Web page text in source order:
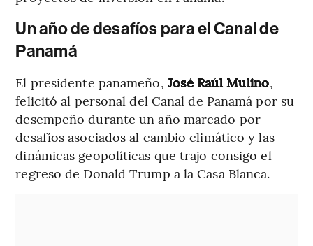
Un año de desafíos para el Canal de
Panamá
El presidente panameño, José Raúl Mulino,
felicitó al personal del Canal de Panamá por su
desempeño durante un año marcado por
desafíos asociados al cambio climático y las
dinámicas geopolíticas que trajo consigo el
regreso de Donald Trump a la Casa Blanca.